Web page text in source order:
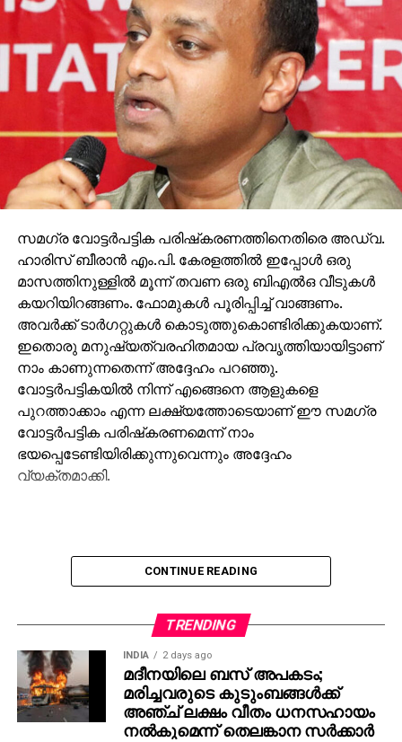
സമഗ്ര വോട്ടര്‍പട്ടിക പരിഷ്‌കരണത്തിനെതിരെ അഡ്വ.
ഹാരിസ് ബീരാന്‍ എം.പി. കേരളത്തില്‍ ഇപ്പോള്‍ ഒരു
മാസത്തിനുള്ളില്‍ മൂന്ന് തവണ ഒരു ബിഎല്‍ഒ വീടുകള്‍
കയറിയിറങ്ങണം. ഫോമുകള്‍ പൂരിപ്പിച്ച് വാങ്ങണം.
അവര്‍ക്ക് ടാര്‍ഗറ്റുകള്‍ കൊടുത്തുകൊണ്ടിരിക്കുകയാണ്.
ഇതൊരു മനുഷ്യത്വരഹിതമായ പ്രവൃത്തിയായിട്ടാണ്
നാം കാണുന്നതെന്ന് അദ്ദേഹം പറഞ്ഞു.
വോട്ടര്‍പട്ടികയില്‍ നിന്ന് എങ്ങെനെ ആളുകളെ
പുറത്താക്കാം എന്ന ലക്ഷ്യത്തോടെയാണ് ഈ സമഗ്ര
വോട്ടര്‍പട്ടിക പരിഷ്‌കരണമെന്ന് നാം
ഭയപ്പെടേണ്ടിയിരിക്കുന്നുവെന്നും അദ്ദേഹം
വ്യക്തമാക്കി.
CONTINUE READING
TRENDING
INDIA 2 days ago
മദീനയിലെ ബസ് അപകടം;
മരിച്ചവരുടെ കുടുംബങ്ങള്‍ക്ക്
അഞ്ച് ലക്ഷം വീതം ധനസഹായം
നല്‍കുമെന്ന് തെലങ്കാന സര്‍ക്കാര്‍